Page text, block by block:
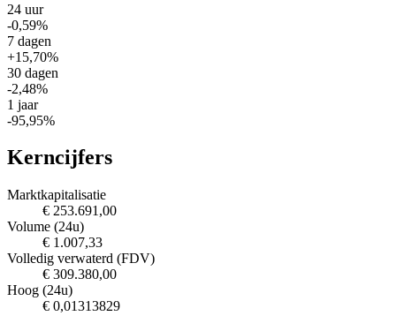
24 uur
-0,59%
7 dagen
+15,70%
30 dagen
-2,48%
1 jaar
-95,95%
Kerncijfers
Marktkapitalisatie
€ 253.691,00
Volume (24u)
€ 1.007,33
Volledig verwaterd (FDV)
€ 309.380,00
Hoog (24u)
€ 0,01313829